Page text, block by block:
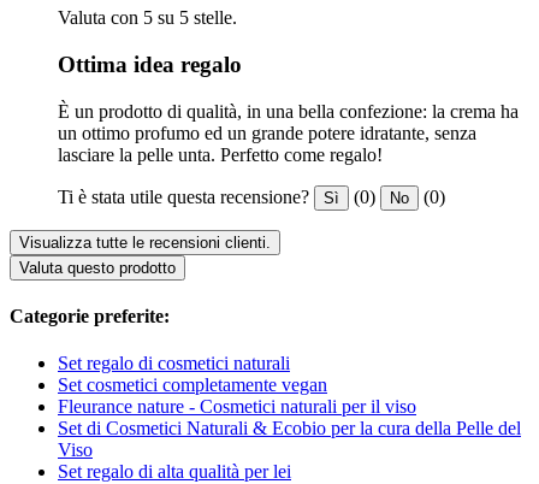
Valuta con 5 su 5 stelle.
Ottima idea regalo
È un prodotto di qualità, in una bella confezione: la crema ha
un ottimo profumo ed un grande potere idratante, senza
lasciare la pelle unta. Perfetto come regalo!
Ti è stata utile questa recensione? Sì (0) No (0)
Visualizza tutte le recensioni clienti.
Valuta questo prodotto
Categorie preferite:
Set regalo di cosmetici naturali
Set cosmetici completamente vegan
Fleurance nature - Cosmetici naturali per il viso
Set di Cosmetici Naturali & Ecobio per la cura della Pelle del
Viso
Set regalo di alta qualità per lei